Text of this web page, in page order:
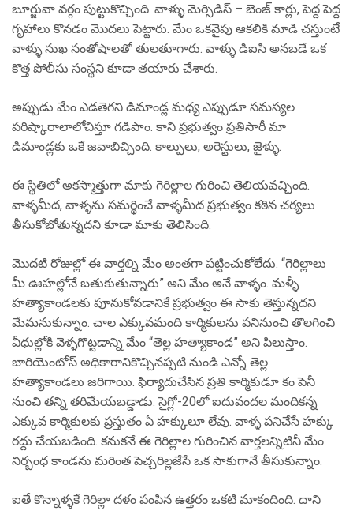
బూర్జువా వర్గం పుట్టుకొచ్చింది. వాళ్ళు మెర్సిడిస్ – బెంజ్ కార్లు, పెద్ద పెద్ద
గృహాలు కొనడం మొదలు పెట్టారు. మేం ఒకవైపు ఆకలికి మాడి చస్తుంటే
వాళ్ళు సుఖ సంతోషాలతో తులతూగారు. వాళ్ళు డిఐసి అనబడే ఒక
కొత్త పోలీసు సంస్థని కూడా తయారు చేశారు.
అప్పుడు మేం ఎడతెగని డిమాండ్ల మధ్య ఎప్పుడూ సమస్యల
పరిష్కారాలాలోచిస్తూ గడిపాం. కాని ప్రభుత్వం ప్రతిసారీ మా
డిమాండ్లకు ఒకే జవాబిచ్చింది. కాల్పులు, అరెస్టులు, జైళ్ళు.
ఈ స్థితిలో అకస్మాత్తుగా మాకు గెరిల్లాల గురించి తెలియవచ్చింది.
వాళ్ళమీద, వాళ్ళను సమర్థించే వాళ్ళమీద ప్రభుత్వం కఠిన చర్యలు
తీసుకోబోతున్నదని కూడా మాకు తెలిసింది.
మొదటి రోజుల్లో ఈ వార్తల్ని మేం అంతగా పట్టించుకోలేదు. “గెరిల్లాలు
మీ ఊహల్లోనే బతుకుతున్నారు” అని మేం అనే వాళ్ళం. మళ్ళీ
హత్యాకాండలకు పూనుకోవడానికే ప్రభుత్వం ఈ సాకు తెస్తున్నదని
మేమనుకున్నాం. చాల ఎక్కువమంది కార్మికులను పనినుంచి తొలగించి
వీధుల్లోకి వెళ్ళగొట్టడాన్ని మేం “తెల్ల హత్యాకాండ” అని పిలుస్తాం.
బారియెంటోస్ అధికారానికొచ్చినప్పటి నుండి ఎన్నో తెల్ల
హత్యాకాండలు జరిగాయి. ఫిర్యాదుచేసిన ప్రతి కార్మికుడూ కం పెనీ
నుంచి తన్ని తరిమేయబడ్డాడు. సైగ్లో-20లో ఐదువందల మందికన్న
ఎక్కువ కార్మికులకు ప్రస్తుతం ఏ హక్కులూ లేవు. వాళ్ళ పనిచేసే హక్కు
రద్దు చేయబడింది. కనుకనే ఈ గెరిల్లాల గురించిన వార్తలన్నిటినీ మేం
నిర్బంధ కాండను మరింత పెచ్చరిల్లజేసే ఒక సాకుగానే తీసుకున్నాం.
ఐతే కొన్నాళ్ళకే గెరిల్లా దళం పంపిన ఉత్తరం ఒకటి మాకందింది. దాని